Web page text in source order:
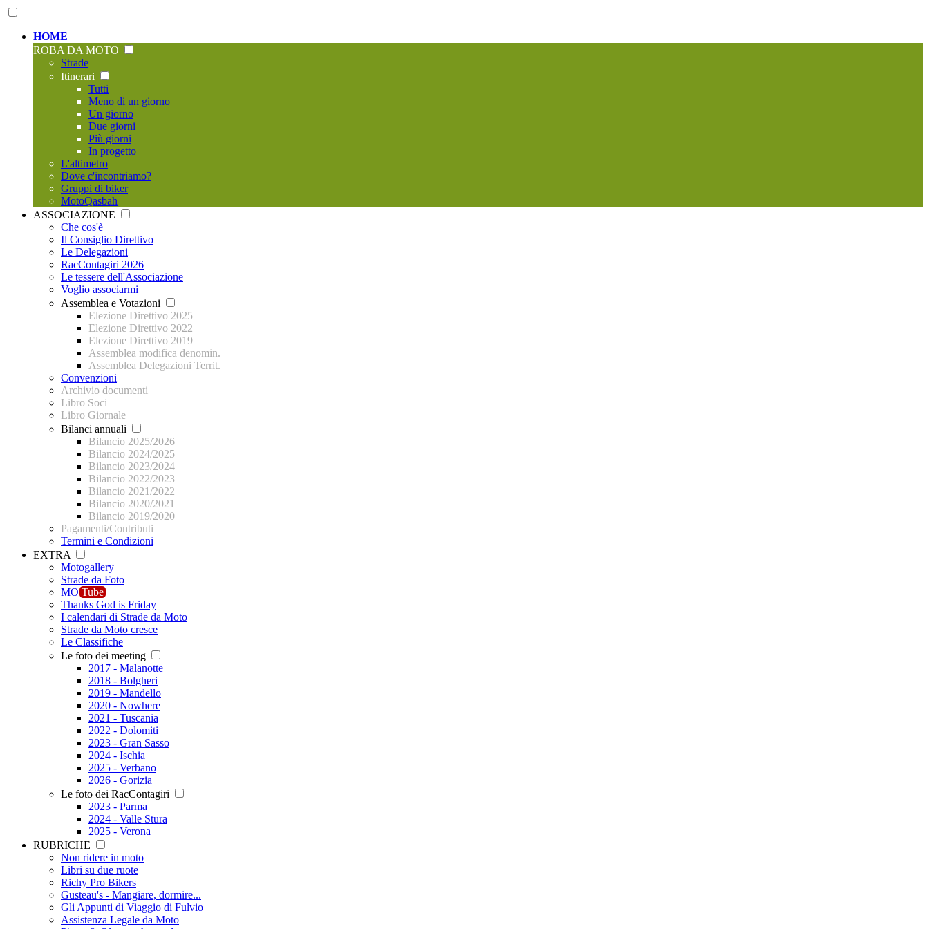
HOME
ROBA DA MOTO
Strade
Itinerari
Tutti
Meno di un giorno
Un giorno
Due giorni
Più giorni
In progetto
L'altimetro
Dove c'incontriamo?
Gruppi di biker
MotoQasbah
ASSOCIAZIONE
Che cos'è
Il Consiglio Direttivo
Le Delegazioni
RacContagiri 2026
Le tessere dell'Associazione
Voglio associarmi
Assemblea e Votazioni
Elezione Direttivo 2025
Elezione Direttivo 2022
Elezione Direttivo 2019
Assemblea modifica denomin.
Assemblea Delegazioni Territ.
Convenzioni
Archivio documenti
Libro Soci
Libro Giornale
Bilanci annuali
Bilancio 2025/2026
Bilancio 2024/2025
Bilancio 2023/2024
Bilancio 2022/2023
Bilancio 2021/2022
Bilancio 2020/2021
Bilancio 2019/2020
Pagamenti/Contributi
Termini e Condizioni
EXTRA
Motogallery
Strade da Foto
MO Tube
Thanks God is Friday
I calendari di Strade da Moto
Strade da Moto cresce
Le Classifiche
Le foto dei meeting
2017 - Malanotte
2018 - Bolgheri
2019 - Mandello
2020 - Nowhere
2021 - Tuscania
2022 - Dolomiti
2023 - Gran Sasso
2024 - Ischia
2025 - Verbano
2026 - Gorizia
Le foto dei RacContagiri
2023 - Parma
2024 - Valle Stura
2025 - Verona
RUBRICHE
Non ridere in moto
Libri su due ruote
Richy Pro Bikers
Gusteau's - Mangiare, dormire...
Gli Appunti di Viaggio di Fulvio
Assistenza Legale da Moto